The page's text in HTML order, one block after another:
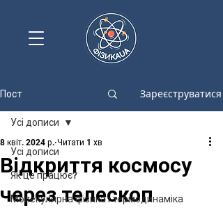
Пост Зареєструватися
Усі дописи
Як це працює?
Молекулярна фізика і термодинаміка
Усі дописи
Відкриття космосу
через телескоп
8 квіт. 2024 р. Читати 1 хв